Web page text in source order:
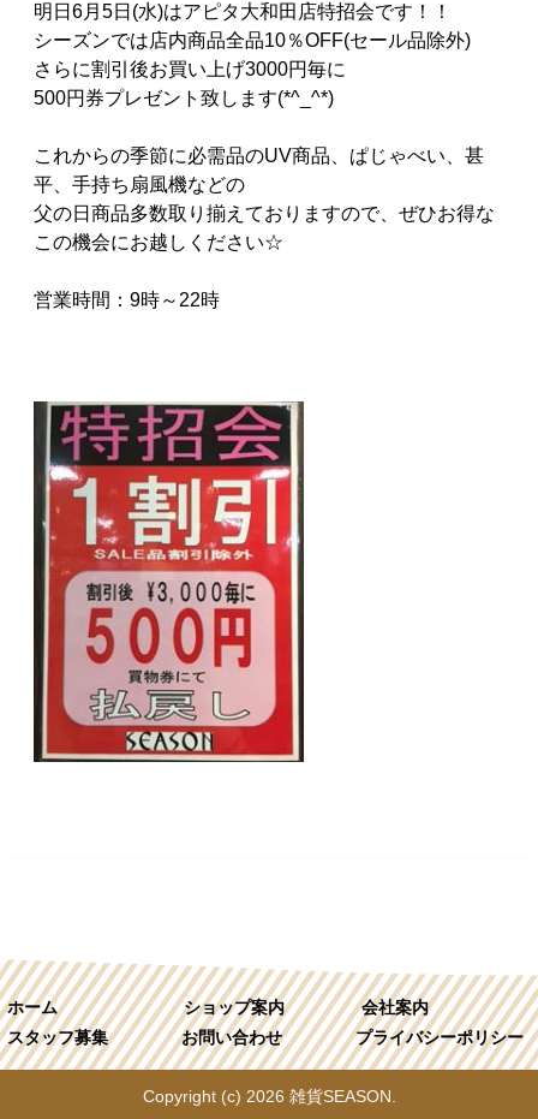
明日6月5日(水)はアピタ大和田店特招会です！！
シーズンでは店内商品全品10％OFF(セール品除外)
さらに割引後お買い上げ3000円毎に
500円券プレゼント致します(*^_^*)
これからの季節に必需品のUV商品、ぱじゃべい、甚
平、手持ち扇風機などの
父の日商品多数取り揃えておりますので、ぜひお得な
この機会にお越しください☆
営業時間：9時～22時
ホーム ショップ案内
会社案内
スタッフ募集
お問い合わせ プライバシーポリシー
Copyright (c) 2026 雑貨SEASON.